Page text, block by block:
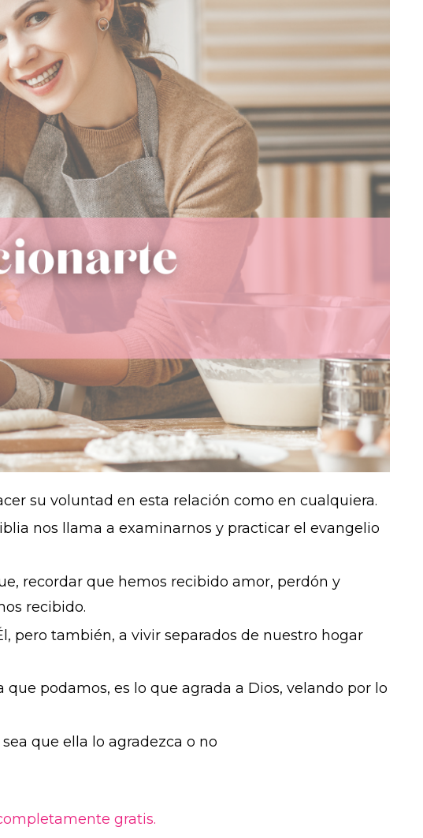
su voluntad en esta relación como en cualquiera.
nos llama a examinarnos y practicar el evangelio
recordar que hemos recibido amor, perdón y
recibido.
pero también, a vivir separados de nuestro hogar
podamos, es lo que agrada a Dios, velando por lo
que ella lo agradezca o no
gratis.